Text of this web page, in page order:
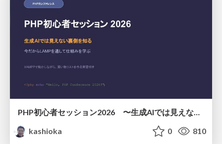
PHP初心者セッション2026 〜生成AIでは見えない裏側を知る：今だからLAMPを通して仕組みを学ぶ〜
kashioka
0 810